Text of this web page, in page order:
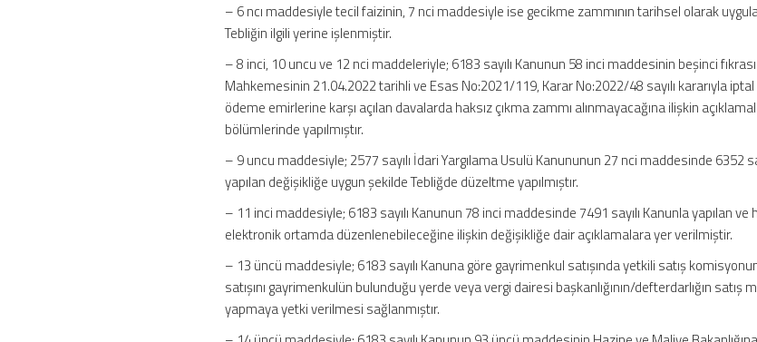
– 6 ncı maddesiyle tecil faizinin, 7 nci maddesiyle ise gecikme zammının tarihsel olarak
Tebliğin ilgili yerine işlenmiştir.
– 8 inci, 10 uncu ve 12 nci maddeleriyle; 6183 sayılı Kanunun 58 inci maddesinin beşinci
Mahkemesinin 21.04.2022 tarihli ve Esas No:2021/119, Karar No:2022/48 sayılı kararıyla
ödeme emirlerine karşı açılan davalarda haksız çıkma zammı alınmayacağına ilişkin
bölümlerinde yapılmıştır.
– 9 uncu maddesiyle; 2577 sayılı İdari Yargılama Usulü Kanununun 27 nci maddesinde 6352
yapılan değişikliğe uygun şekilde Tebliğde düzeltme yapılmıştır.
– 11 inci maddesiyle; 6183 sayılı Kanunun 78 inci maddesinde 7491 sayılı Kanunla yapılan ve
elektronik ortamda düzenlenebileceğine ilişkin değişikliğe dair açıklamalara yer verilmiştir.
– 13 üncü maddesiyle; 6183 sayılı Kanuna göre gayrimenkul satışında yetkili satış
satışını gayrimenkulün bulunduğu yerde veya vergi dairesi başkanlığının/defterdarlığın satış
yapmaya yetki verilmesi sağlanmıştır.